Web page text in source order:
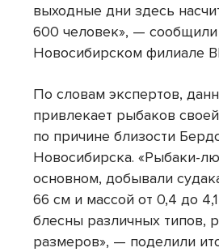
выходные дни здесь
600 человек», — сообщили
Новосибирском филиале
По словам экспертов,
привлекает рыбаков
по причине близости
Новосибирска. «Рыбаки-
основном, добывали
66 см и массой от 0,4 до
блесны различных типов,
размеров», — поделили